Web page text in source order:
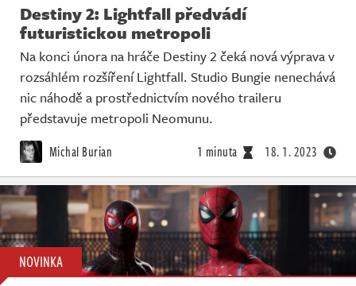
Destiny 2: Lightfall předvádí
futuristickou metropoli
Na konci února na hráče Destiny 2 čeká nová výprava v
rozsáhlém rozšíření Lightfall. Studio Bungie nenechává
nic náhodě a prostřednictvím nového traileru
představuje metropoli Neomunu.
Michal Burian 1 minuta 18. 1. 2023
NOVINKA